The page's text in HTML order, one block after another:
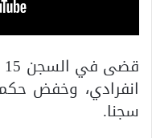
سجنا.